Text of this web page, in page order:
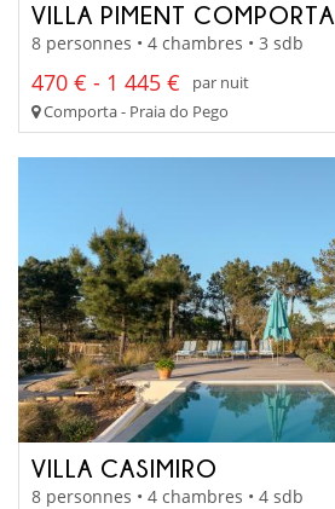
VILLA PIMENT COMPORTA
8 personnes • 4 chambres • 3 sdb
470 € - 1 445 €
par nuit
Comporta - Praia do Pego
VILLA CASIMIRO
8 personnes • 4 chambres • 4 sdb